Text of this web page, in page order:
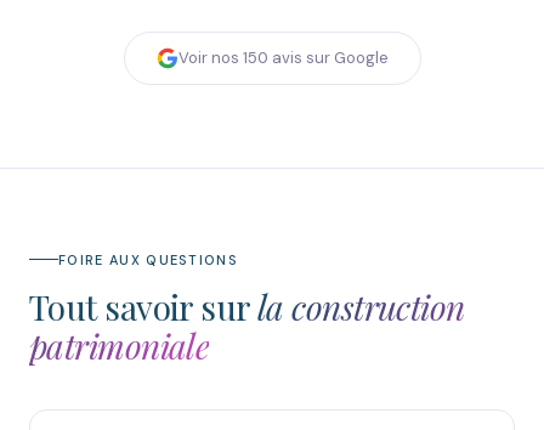
Voir nos 150 avis sur Google
FOIRE AUX QUESTIONS
Tout savoir surla construction
patrimoniale